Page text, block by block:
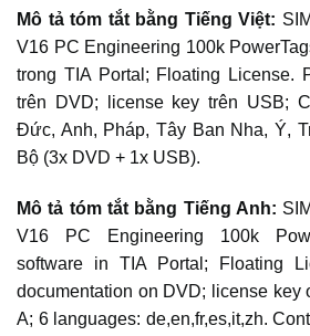
Mô tả tóm tắt bằng Tiếng Việt:
V16 PC Engineering 100k
trong TIA Portal; Floating License.
trên DVD; license key trên USB;
Đức, Anh, Pháp, Tây Ban Nha, Ý,
Bộ (3x DVD + 1x USB).
Mô tả tóm tắt bằng Tiếng Anh:
V16 PC Engineering 100k
software in TIA Portal; Floating
documentation on DVD; license key
A; 6 languages: de,en,fr,es,it,zh.